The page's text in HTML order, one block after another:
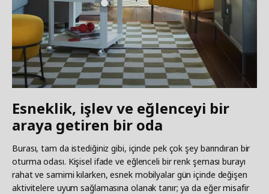
Esneklik, işlev ve eğlenceyi bir
araya getiren bir oda
Burası, tam da istediğiniz gibi, içinde pek çok şey barındıran bir
oturma odası. Kişisel ifade ve eğlenceli bir renk şeması burayı
rahat ve samimi kılarken, esnek mobilyalar gün içinde değişen
aktivitelere uyum sağlamasına olanak tanır; ya da eğer misafir